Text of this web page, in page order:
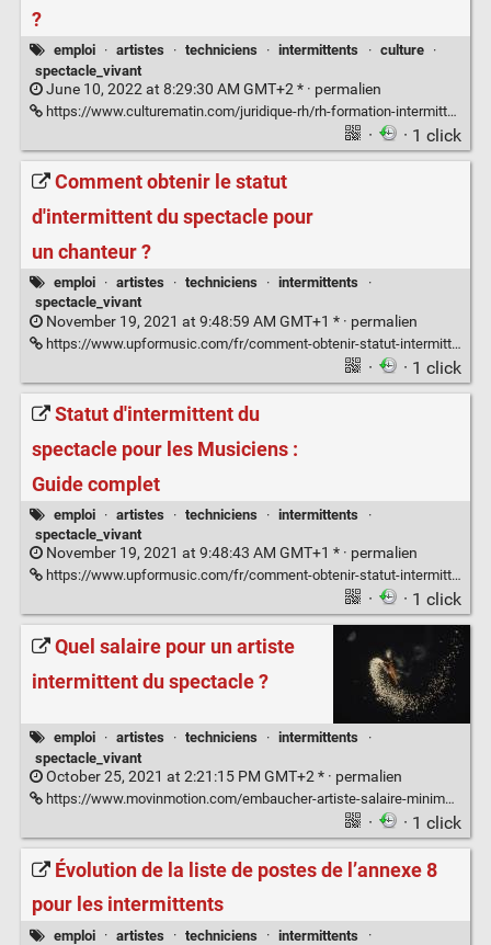
?
emploi · artistes · techniciens · intermittents · culture
·
spectacle_vivant
June 10, 2022 at 8:29:30 AM GMT+2 * · permalien
https://www.culturematin.com/juridique-rh/rh-formation-intermittence/pratiques/intermittence-comment-cumuler-son-statut-avec-une-autre-activite.html
· · 1 click
Comment obtenir le statut
d'intermittent du spectacle pour
un chanteur ?
emploi · artistes · techniciens · intermittents
·
spectacle_vivant
November 19, 2021 at 9:48:59 AM GMT+1 * · permalien
https://www.upformusic.com/fr/comment-obtenir-statut-intermittent-spectacle-artiste-interprete-122002021/
· · 1 click
Statut d'intermittent du
spectacle pour les Musiciens :
Guide complet
emploi · artistes · techniciens · intermittents
·
spectacle_vivant
November 19, 2021 at 9:48:43 AM GMT+1 * · permalien
https://www.upformusic.com/fr/comment-obtenir-statut-intermittent-du-spectacle-musicien-121862021/
· · 1 click
Quel salaire pour un artiste
intermittent du spectacle ?
emploi · artistes · techniciens · intermittents
·
spectacle_vivant
October 25, 2021 at 2:21:15 PM GMT+2 * · permalien
https://www.movinmotion.com/embaucher-artiste-salaire-minima-conventionnels/
· · 1 click
Évolution de la liste de postes de l’annexe 8
pour les intermittents
emploi · artistes · techniciens · intermittents
·